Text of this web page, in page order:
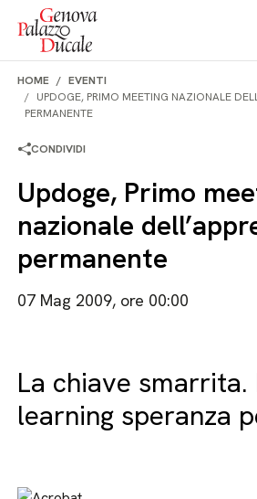
Salta al contenuto
HOME
EVENTI
UPDOGE, PRIMO MEETING NAZIONALE
PERMANENTE
CONDIVIDI
Updoge, Primo
nazionale
permanente
07 Mag 2009, ore 00:00
La chiave
learning speranza